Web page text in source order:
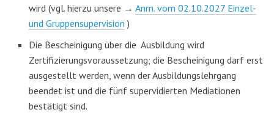
wird (vgl. hierzu unsere → Anm. vom 02.10.2027 Einzel-
und Gruppensupervision )
Die Bescheinigung über die Ausbildung wird
Zertifizierungsvoraussetzung; die Bescheinigung darf erst
ausgestellt werden, wenn der Ausbildungslehrgang
beendet ist und die fünf supervidierten Mediationen
bestätigt sind.